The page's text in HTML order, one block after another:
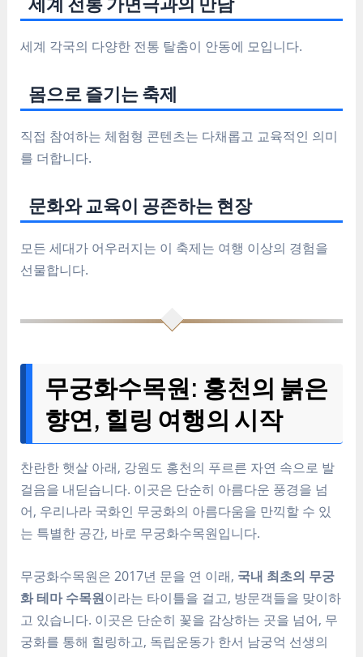
세계 각국의 다양한 전통 탈춤이 안동에 모입니다.
몸으로 즐기는 축제
직접 참여하는 체험형 콘텐츠는 다채롭고 교육적인 의미
를 더합니다.
문화와 교육이 공존하는 현장
모든 세대가 어우러지는 이 축제는 여행 이상의 경험을
선물합니다.
무궁화수목원: 홍천의 붉은
향연, 힐링 여행의 시작
찬란한 햇살 아래, 강원도 홍천의 푸르른 자연 속으로 발
걸음을 내딛습니다. 이곳은 단순히 아름다운 풍경을 넘
어, 우리나라 국화인 무궁화의 아름다움을 만끽할 수 있
는 특별한 공간, 바로 무궁화수목원입니다.
무궁화수목원은 2017년 문을 연 이래, 국내 최초의 무궁
화 테마 수목원이라는 타이틀을 걸고, 방문객들을 맞이하
고 있습니다. 이곳은 단순히 꽃을 감상하는 곳을 넘어, 무
궁화를 통해 힐링하고, 독립운동가 한서 남궁억 선생의